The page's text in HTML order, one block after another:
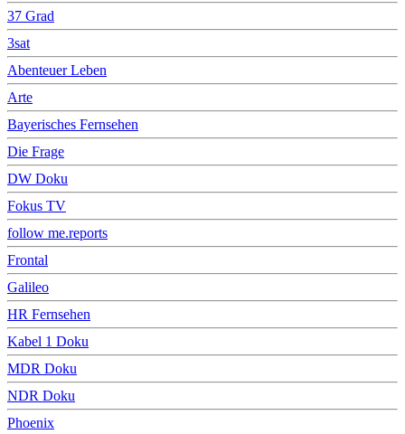
37 Grad
3sat
Abenteuer Leben
Arte
Bayerisches Fernsehen
Die Frage
DW Doku
Fokus TV
follow me.reports
Frontal
Galileo
HR Fernsehen
Kabel 1 Doku
MDR Doku
NDR Doku
Phoenix